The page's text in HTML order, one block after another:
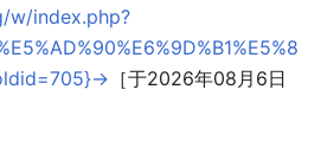
w/index.php?
>［于2026年08月6日